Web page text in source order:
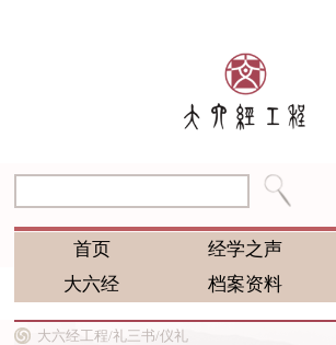
首页 经学之声
大六经
档案资料
大六经工程/礼三书/仪礼